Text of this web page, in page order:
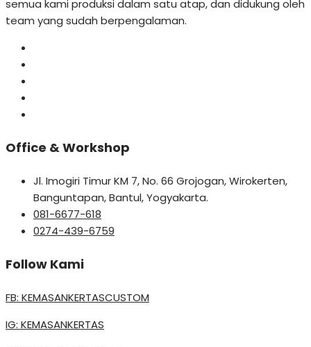
semua kami produksi dalam satu atap, dan didukung oleh
team yang sudah berpengalaman.
Office & Workshop
Jl. Imogiri Timur KM 7, No. 66 Grojogan, Wirokerten,
Banguntapan, Bantul, Yogyakarta.
081-6677-618
0274-439-6759
Follow Kami
FB: KEMASANKERTASCUSTOM
IG: KEMASANKERTAS